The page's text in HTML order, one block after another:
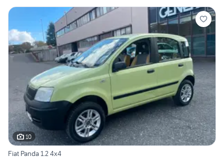
10
Fiat Panda 1.2 4x4